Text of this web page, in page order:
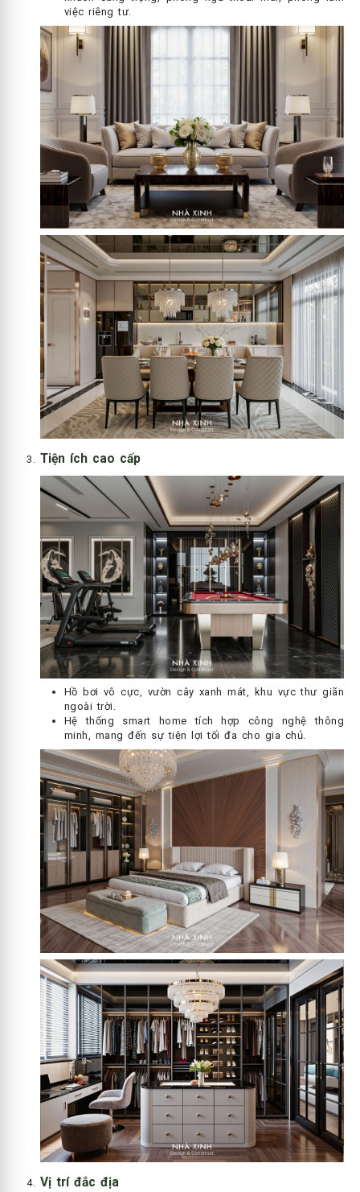
việc riêng tư.
Tiện ích cao cấp
Hồ bơi vô cực, vườn cây xanh mát, khu vực thư giãn
ngoài trời.
Hệ thống smart home tích hợp công nghệ thông
minh, mang đến sự tiện lợi tối đa cho gia chủ.
Vị trí đắc địa